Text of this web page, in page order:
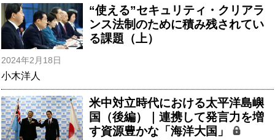
“使える”セキュリティ・クリアラ
ンス法制のために積み残されてい
る課題（上）
2024年2月18日
小木洋人
米中対立時代における太平洋島嶼
国（後編）｜連携して発言力を増
す資源豊かな「海洋大国」